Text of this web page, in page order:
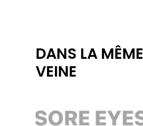
DANS LA MÊME
VEINE